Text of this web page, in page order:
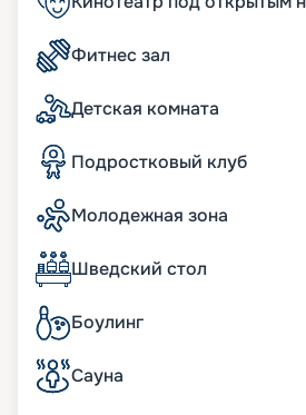
Узнавайте цену тура, читайте
покупайте путевку на
Пусть круиз станет для вас
Фитнес зал
Детская комната
Подростковый клуб
Молодежная зона
Шведский стол
Боулинг
Сауна